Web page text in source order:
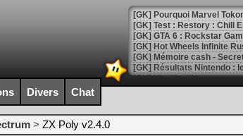
[GK] Pourquoi Marvel
[GK] Test : Restory : Chill
[GK] GTA 6 : Rockstar
[GK] Hot Wheels Infinite
[GK] Mémoire cash -
[GK] Résultats Nintendo :
[GK] Déjà des
[Mo5] Brickboy cherche à
[GK] Minecraft et ses «
Divers Chat
> ZX Poly v2.4.0